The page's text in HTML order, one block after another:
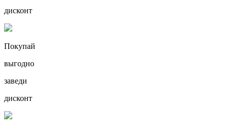
дисконт
Покупай
выгодно
заведи
дисконт